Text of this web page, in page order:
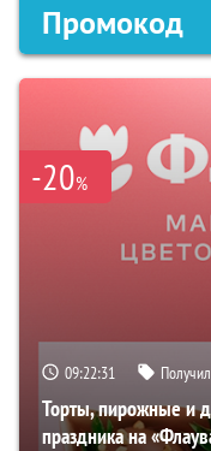
Промокод
-20%
09:22:30
Торты, пирожные и
праздника на